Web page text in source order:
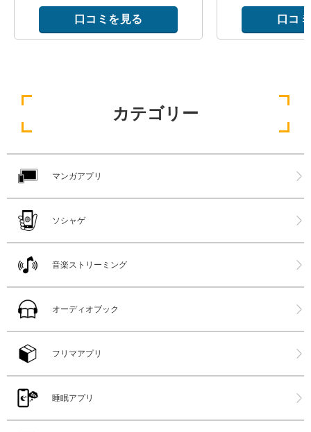
口コミを見る 口コ
カテゴリー
マンガアプリ
ソシャゲ
音楽ストリーミング
オーディオブック
フリマアプリ
睡眠アプリ